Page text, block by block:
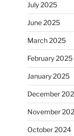
July 2025
June 2025
March 2025
February 2025
January 2025
December
November
October 2024